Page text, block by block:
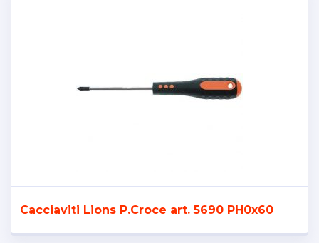
Cacciaviti Lions P.Croce art. 5690 PH0x60